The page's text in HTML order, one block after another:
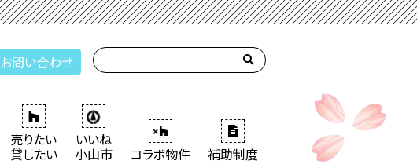
お問い合わせ
売りたい
貸したい
いいね
小山市 コラボ物件 補助制度